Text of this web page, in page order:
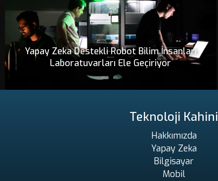
Yapay Zeka Destekli Robot Bilim İnsanları
Laboratuvarları Ele Geçiriyor
Teknoloji Kahini
Hakkımızda
Yapay Zeka
Bilgisayar
Mobil